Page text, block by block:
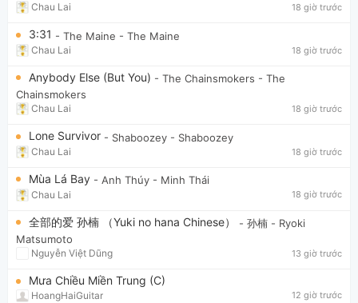
Chau Lai 18 giờ trước
3:31 - The Maine - The Maine
Chau Lai 18 giờ trước
Anybody Else (But You) - The Chainsmokers - The
Chainsmokers
Chau Lai 18 giờ trước
Lone Survivor - Shaboozey - Shaboozey
Chau Lai 18 giờ trước
Mùa Lá Bay - Anh Thúy - Minh Thái
Chau Lai 18 giờ trước
全部的爱 孙楠 （Yuki no hana Chinese） - 孙楠 - Ryoki
Matsumoto
Nguyễn Việt Dũng 13 giờ trước
Mưa Chiều Miền Trung (C)
HoangHaiGuitar 12 giờ trước